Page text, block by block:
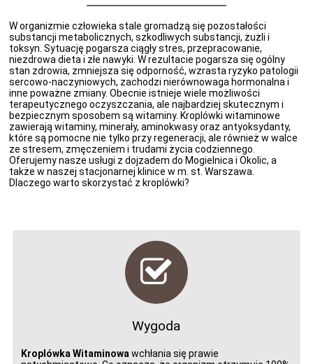
W organizmie człowieka stale gromadzą się pozostałości
substancji metabolicznych, szkodliwych substancji, żużli i
toksyn. Sytuację pogarsza ciągły stres, przepracowanie,
niezdrowa dieta i złe nawyki. W rezultacie pogarsza się ogólny
stan zdrowia, zmniejsza się odporność, wzrasta ryzyko patologii
sercowo-naczyniowych, zachodzi nierównowaga hormonalna i
inne poważne zmiany. Obecnie istnieje wiele możliwości
terapeutycznego oczyszczania, ale najbardziej skutecznym i
bezpiecznym sposobem są witaminy. Kroplówki witaminowe
zawierają witaminy, minerały, aminokwasy oraz antyoksydanty,
które są pomocne nie tylko przy regeneracji, ale również w walce
ze stresem, zmęczeniem i trudami życia codziennego.
Oferujemy nasze usługi z dojzadem do Mogielnica i Okolic, a
także w naszej stacjonarnej klinice w m. st. Warszawa.
Dlaczego warto skorzystać z kroplówki?
Wygoda
Kroplówka Witaminowa wchłania się prawie